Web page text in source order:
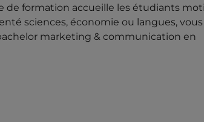
de formation accueille les étudiants
sciences, économie ou langues, vous
marketing & communication en